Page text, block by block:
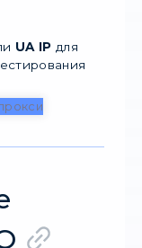
(эта
избежать
опасных
делать
имеет
трафика
(в том числе,